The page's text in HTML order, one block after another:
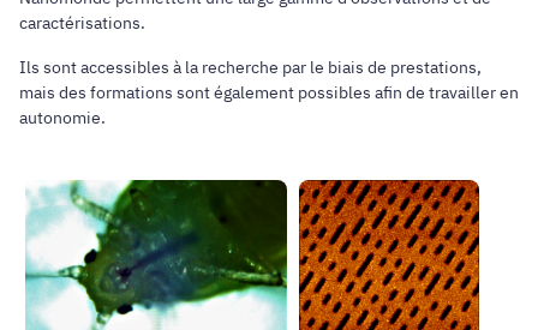
caractérisations.
Ils sont accessibles à la recherche par le biais de prestations,
mais des formations sont également possibles afin de travailler en
autonomie.